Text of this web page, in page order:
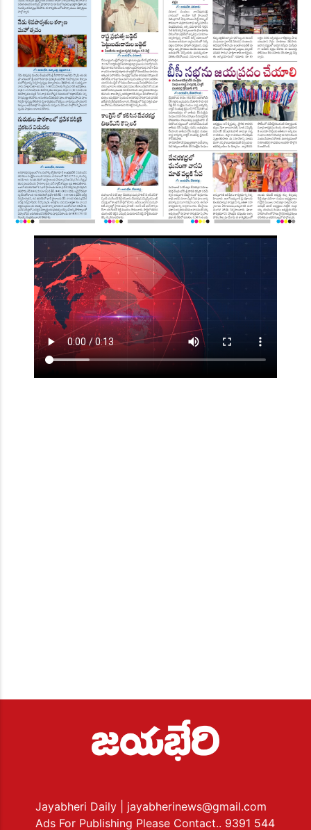
Jayabheri Daily
| jayabherinews@gmail.com
Ads For Publishing Please Contact.. 9391 544